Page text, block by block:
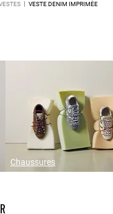
VESTE DENIM IMPRIMÉE
Chaussures